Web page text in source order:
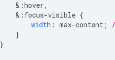
& :hover,
& :focus-visible {
width : max-content ;
}
}